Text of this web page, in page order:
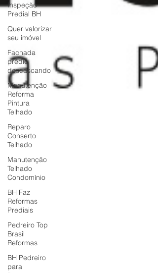
Inspeção
Predial BH
Quer valorizar
seu imóvel
Fachada
prédio
descascando
Manutenção
Reforma
Pintura
Telhado
Reparo
Conserto
Telhado
Manutenção
Telhado
Condomínio
BH Faz
Reformas
Prediais
Pedreiro Top
Brasil
Reformas
BH Pedreiro
para